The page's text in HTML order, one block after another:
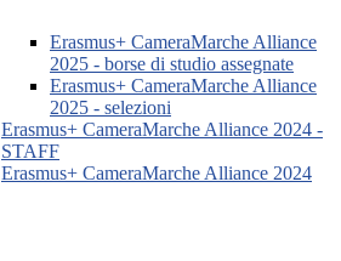
Erasmus+ CameraMarche Alliance
2025 - borse di studio assegnate
Erasmus+ CameraMarche Alliance
2025 - selezioni
Erasmus+ CameraMarche Alliance 2024 -
STAFF
Erasmus+ CameraMarche Alliance 2024